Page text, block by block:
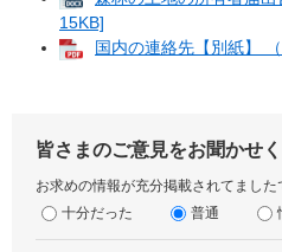
15KB]
国内の連絡先【別紙】
皆さまのご意見をお聞かせ
お求めの情報が充分掲載されてました
十分だった
普通